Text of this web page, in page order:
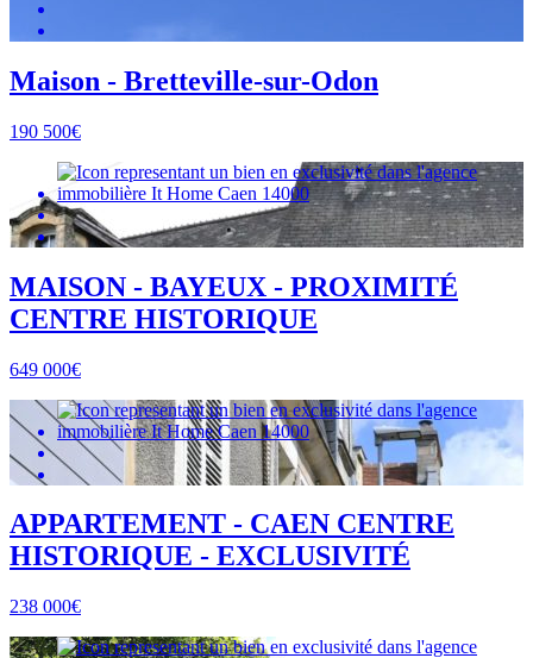
Maison - Bretteville-sur-Odon
190 500€
MAISON - BAYEUX - PROXIMITÉ
CENTRE HISTORIQUE
649 000€
APPARTEMENT - CAEN CENTRE
HISTORIQUE - EXCLUSIVITÉ
238 000€